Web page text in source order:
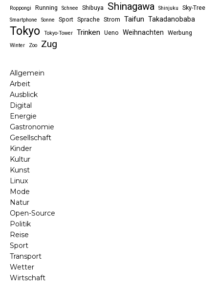
Roppongi
Running Schnee Shibuya Shinagawa Shinjuku Sky-Tree
Smartphone Sonne Sport Sprache Strom Taifun Takadanobaba
Tokyo Tokyo-Tower Trinken Ueno Weihnachten Werbung
Winter Zoo Zug
Allgemein
Arbeit
Ausblick
Digital
Energie
Gastronomie
Gesellschaft
Kinder
Kultur
Kunst
Linux
Mode
Natur
Open-Source
Politik
Reise
Sport
Transport
Wetter
Wirtschaft